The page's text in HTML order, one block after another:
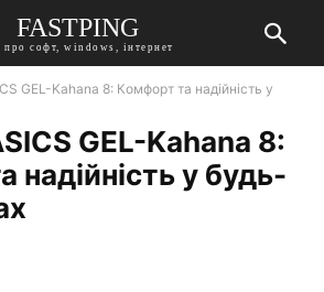
FASTPING
про софт, windows, інтернет
GEL-Kahana 8: Комфорт та надійність у
GEL-Kahana 8:
надійність у будь-